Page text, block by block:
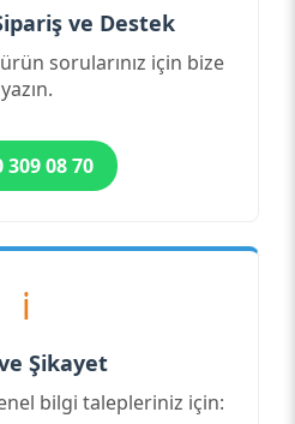
ve Destek
sorularınız için bize
yazın.
309 08 70
ℹ️
Şikayet
bilgi talepleriniz için: